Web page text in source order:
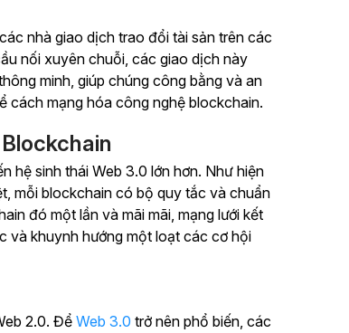
nhà giao dịch trao đổi tài sản trên các
nối xuyên chuỗi, các giao dịch này
minh, giúp chúng công bằng và an
cách mạng hóa công nghệ blockchain.
hệ sinh thái Web 3.0 lớn hơn. Như hiện
mỗi blockchain có bộ quy tắc và chuẩn
đó một lần và mãi mãi, mạng lưới kết
và khuynh hướng một loạt các cơ hội
2.0. Để Web 3.0 trở nên phổ biến, các